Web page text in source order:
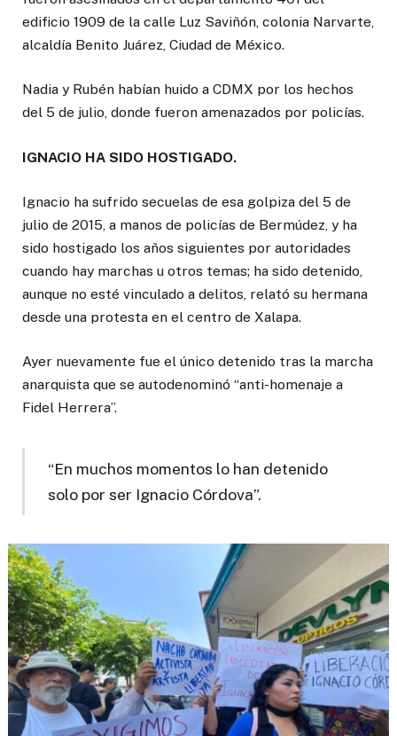
edificio 1909 de la calle Luz Saviñón, colonia Narvarte,
alcaldía Benito Juárez, Ciudad de México.
Nadia y Rubén habían huido a CDMX por los hechos
del 5 de julio, donde fueron amenazados por policías.
IGNACIO HA SIDO HOSTIGADO.
Ignacio ha sufrido secuelas de esa golpiza del 5 de
julio de 2015, a manos de policías de Bermúdez, y ha
sido hostigado los años siguientes por autoridades
cuando hay marchas u otros temas; ha sido detenido,
aunque no esté vinculado a delitos, relató su hermana
desde una protesta en el centro de Xalapa.
Ayer nuevamente fue el único detenido tras la marcha
anarquista que se autodenominó “anti-homenaje a
Fidel Herrera”.
“En muchos momentos lo han detenido
solo por ser Ignacio Córdova”.